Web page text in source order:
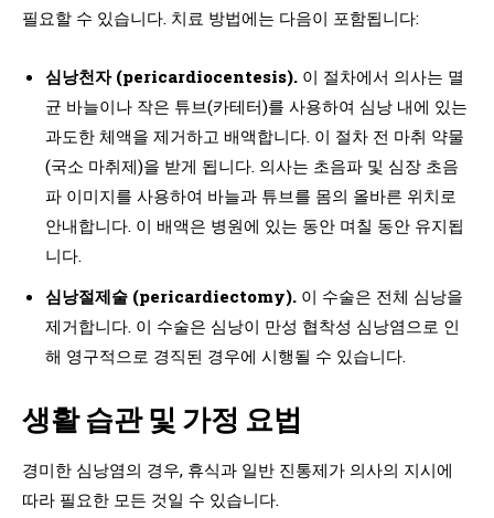
필요할 수 있습니다. 치료 방법에는 다음이 포함됩니다:
심낭천자 (pericardiocentesis). 이 절차에서 의사는 멸
균 바늘이나 작은 튜브(카테터)를 사용하여 심낭 내에 있는
과도한 체액을 제거하고 배액합니다. 이 절차 전 마취 약물
(국소 마취제)을 받게 됩니다. 의사는 초음파 및 심장 초음
파 이미지를 사용하여 바늘과 튜브를 몸의 올바른 위치로
안내합니다. 이 배액은 병원에 있는 동안 며칠 동안 유지됩
니다.
심낭절제술 (pericardiectomy). 이 수술은 전체 심낭을
제거합니다. 이 수술은 심낭이 만성 협착성 심낭염으로 인
해 영구적으로 경직된 경우에 시행될 수 있습니다.
생활 습관 및 가정 요법
경미한 심낭염의 경우, 휴식과 일반 진통제가 의사의 지시에
따라 필요한 모든 것일 수 있습니다.